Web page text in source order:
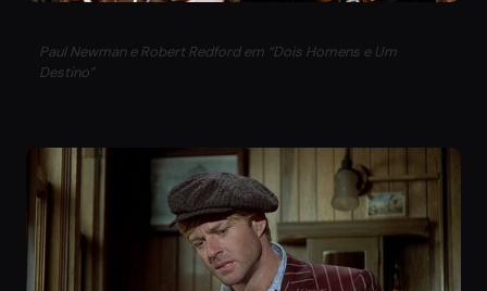
Paul Newman e Robert Redford em “Dois Homens e Um
Destino”